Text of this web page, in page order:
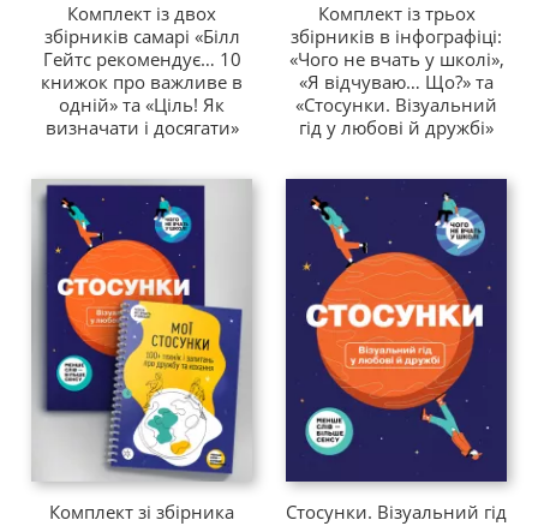
Комплект із двох
збірників самарі «Білл
Гейтс рекомендує… 10
книжок про важливе в
одній» та «Ціль! Як
визначати і досягати»
Комплект із трьох
збірників в інфографіці:
«Чого не вчать у школі»,
«Я відчуваю… Що?» та
«Стосунки. Візуальний
гід у любові й дружбі»
Комплект зі збірника
Стосунки. Візуальний гід